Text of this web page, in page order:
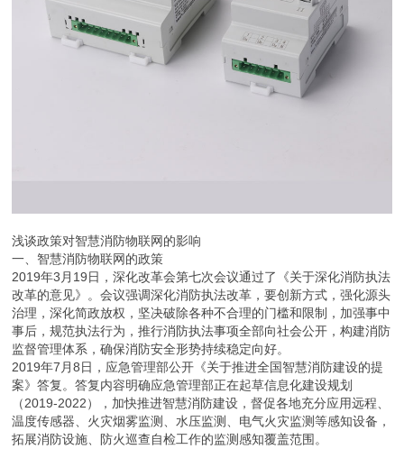
浅谈政策对智慧消防物联网的影响
一、智慧消防物联网的政策
2019年3月19日，深化改革会第七次会议通过了《关于深化消防执法
改革的意见》。会议强调深化消防执法改革，要创新方式，强化源头
治理，深化简政放权，坚决破除各种不合理的门槛和限制，加强事中
事后，规范执法行为，推行消防执法事项全部向社会公开，构建消防
监督管理体系，确保消防安全形势持续稳定向好。
2019年7月8日，应急管理部公开《关于推进全国智慧消防建设的提
案》答复。答复内容明确应急管理部正在起草信息化建设规划
（2019-2022），加快推进智慧消防建设，督促各地充分应用远程、
温度传感器、火灾烟雾监测、水压监测、电气火灾监测等感知设备，
拓展消防设施、防火巡查自检工作的监测感知覆盖范围。